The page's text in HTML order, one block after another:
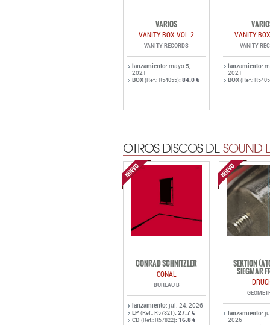
VARIOS
VANITY BOX VOL.2
VANITY RECORDS
lanzamiento: mayo 5,
2021
BOX(Ref.: R54055): 84.0 €
VANITY
VANITY
lanzamiento:
2021
BOX(Ref.:
OTROS DISCOS DESOUND
CONRAD SCHNITZLER
CONAL
BUREAU B
lanzamiento: jul. 24, 2026
LP (Ref.: R57821): 27.7 €
CD (Ref.: R57822): 16.8 €
SEKTION
SIEGMAR
lanzamiento:
2026